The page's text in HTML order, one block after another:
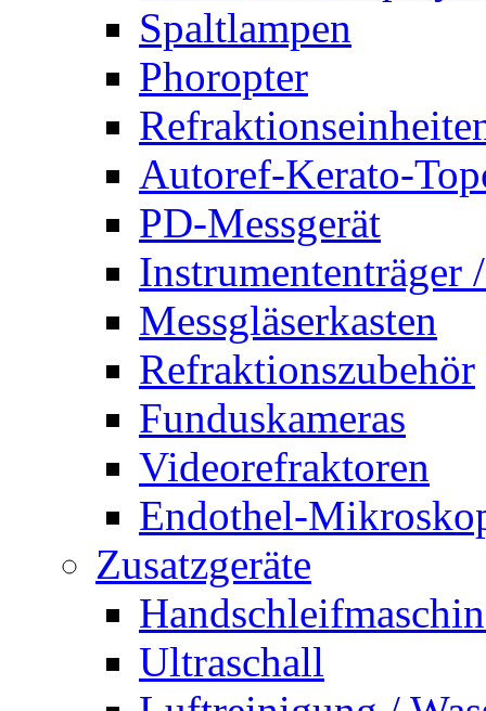
Spaltlampen
Phoropter
Autoref-Kerato-
PD-Messgerät
Instrumententräger
Messgläserkasten
Refraktionszubehör
Funduskameras
Videorefraktoren
Endothel-
Zusatzgeräte
Ultraschall